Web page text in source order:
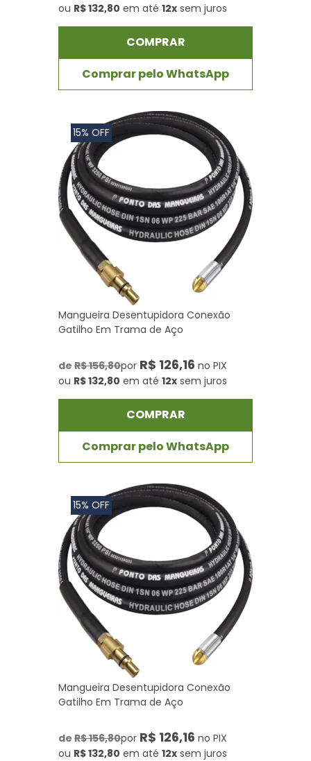
ou R$ 132,80 em até 12x sem juros
COMPRAR
Comprar pelo WhatsApp
15% OFF
Mangueira Desentupidora Conexão
Gatilho Em Trama de Aço
de R$ 156,80por R$ 126,16 no PIX
ou R$ 132,80 em até 12x sem juros
COMPRAR
Comprar pelo WhatsApp
15% OFF
Mangueira Desentupidora Conexão
Gatilho Em Trama de Aço
de R$ 156,80por R$ 126,16 no PIX
ou R$ 132,80 em até 12x sem juros